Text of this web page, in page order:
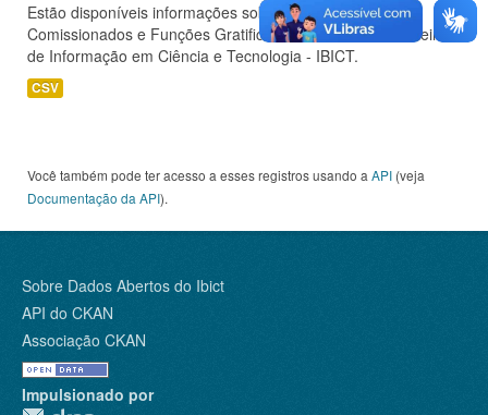
Estão disponíveis informações sobre os Cargos
Comissionados e Funções Gratificadas do Instituto Brasileiro
de Informação em Ciência e Tecnologia - IBICT.
CSV
Você também pode ter acesso a esses registros usando a API (veja
Documentação da API).
Sobre Dados Abertos do Ibict
API do CKAN
Associação CKAN
Impulsionado por